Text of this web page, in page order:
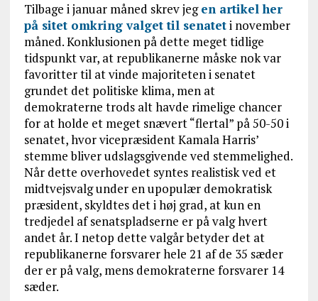
Tilbage i januar måned skrev jegen artikel her
på sitet omkring valget til senateti november
måned. Konklusionen på dette meget tidlige
tidspunkt var, at republikanerne måske nok var
favoritter til at vinde majoriteten i senatet
grundet det politiske klima, men at
demokraterne trods alt havde rimelige chancer
for at holde et meget snævert “flertal” på 50-50 i
senatet, hvor vicepræsident Kamala Harris’
stemme bliver udslagsgivende ved stemmelighed.
Når dette overhovedet syntes realistisk ved et
midtvejsvalg under en upopulær demokratisk
præsident, skyldtes det i høj grad, at kun en
tredjedel af senatspladserne er på valg hvert
andet år. I netop dette valgår betyder det at
republikanerne forsvarer hele 21 af de 35 sæder
der er på valg, mens demokraterne forsvarer 14
sæder.